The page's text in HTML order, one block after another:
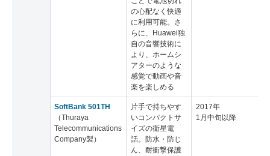
の心配なく快適
に利用可能。さ
らに、Huawei独
自の音響技術に
より、ホームシ
アターのような
感覚で動画や音
楽を楽しめる
SoftBank 501TH
（Thuraya
Telecommunications
Company製）
片手で持ちやす
いコンパクトサ
イズの衛星電
話。防水・防じ
ん、耐衝撃保護
2017年
1月中旬以降